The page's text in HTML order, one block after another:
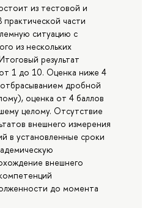
из тестовой и
практической части
ситуацию с
из нескольких
результат
1 до 10. Оценка ниже 4
отбрасыванием дробной
оценка от 4 баллов
целому. Отсутствие
внешнего измерения
в установленные сроки
внешнего
до момента